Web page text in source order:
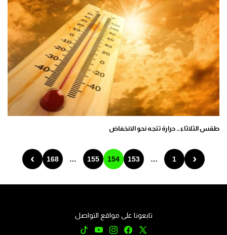
طقس الثلاثاء… حرارة تتجه نحو الانخفاض
‹
1
…
153
154
155
…
168
›
تابعونا على مواقع التواصل